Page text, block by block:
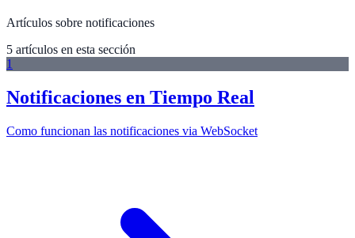
Artículos sobre notificaciones
5 artículos en esta sección
1
Notificaciones en Tiempo Real
Como funcionan las notificaciones via WebSocket